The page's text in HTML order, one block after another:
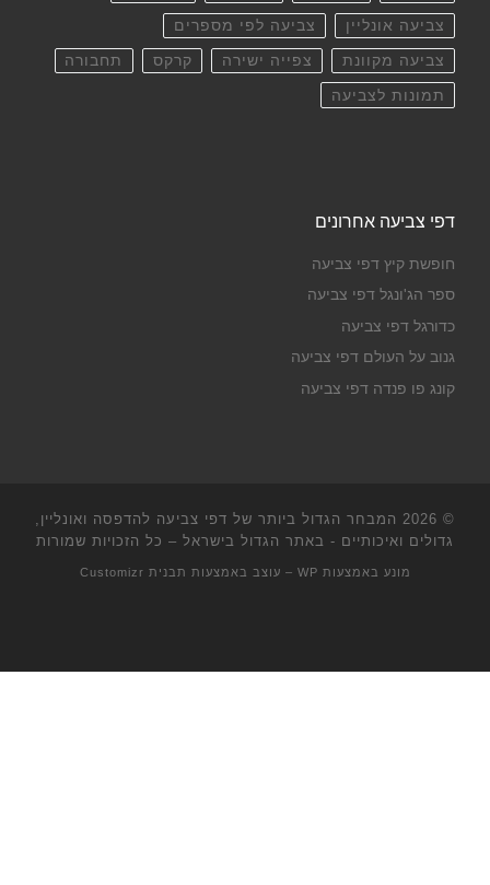
צביעה אונליין צביעה לפי מספרים
צביעה מקוונת צפייה ישירה קרקס תחבורה
תמונות לצביעה
דפי צביעה אחרונים
חופשת קיץ דפי צביעה
ספר הג'ונגל דפי צביעה
כדורגל דפי צביעה
גנוב על העולם דפי צביעה
קונג פו פנדה דפי צביעה
© 2026
המבחר הגדול ביותר של דפי צביעה להדפסה ואונליין,
גדולים ואיכותיים - באתר הגדול בישראל – כל הזכויות שמורות
מונע באמצעות WP – עוצב באמצעות תבנית Customizr